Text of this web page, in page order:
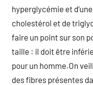
hyperglycémie et
cholestérol et de
faire un point sur son
taille : il doit être
pour un homme.On
des fibres présentes